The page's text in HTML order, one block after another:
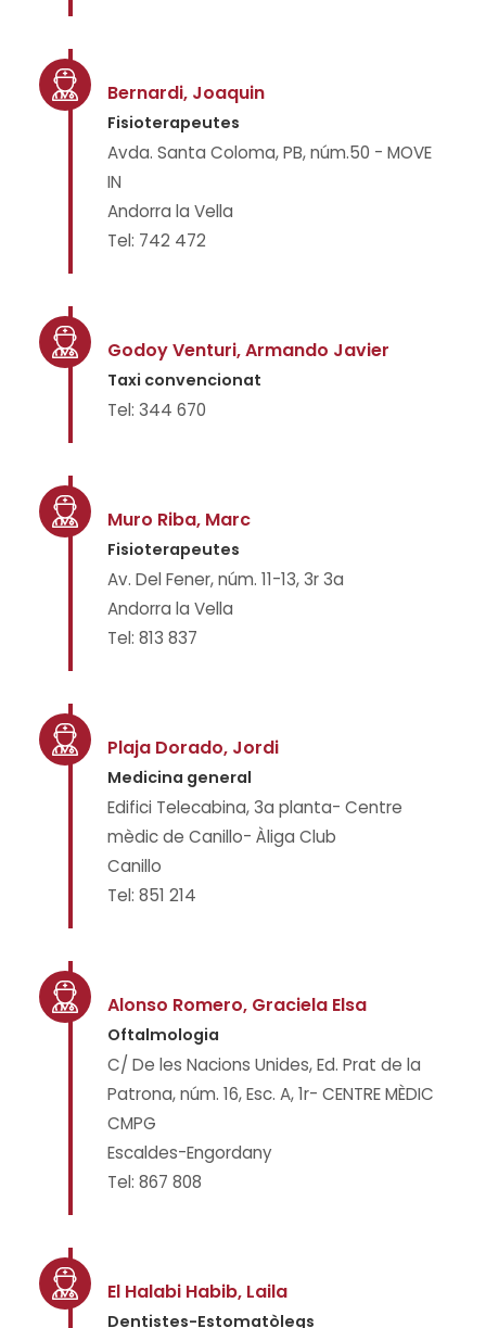
Bernardi, Joaquin
Fisioterapeutes
Avda. Santa Coloma, PB, núm.50 - MOVE
IN
Andorra la Vella
Tel: 742 472
Godoy Venturi, Armando Javier
Taxi convencionat
Tel: 344 670
Muro Riba, Marc
Fisioterapeutes
Av. Del Fener, núm. 11-13, 3r 3a
Andorra la Vella
Tel: 813 837
Plaja Dorado, Jordi
Medicina general
Edifici Telecabina, 3a planta- Centre
mèdic de Canillo- Àliga Club
Canillo
Tel: 851 214
Alonso Romero, Graciela Elsa
Oftalmologia
C/ De les Nacions Unides, Ed. Prat de la
Patrona, núm. 16, Esc. A, 1r- CENTRE MÈDIC
CMPG
Escaldes-Engordany
Tel: 867 808
El Halabi Habib, Laila
Dentistes-Estomatòlegs